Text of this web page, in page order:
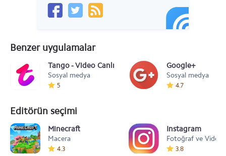
Benzer uygulamalar
Tango - Video Canlı Yayın İzle
Sosyal medya
5
Google+
Sosyal medya
4.7
Editörün seçimi
Minecraft
Macera
4.3
Instagram
Fotoğraf ve Video
3.8